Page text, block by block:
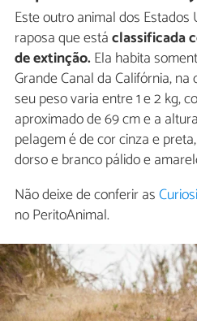
Este outro animal dos
raposa que estáclassificada
de extinção.Ela habita
Grande Canal da Califórnia,
seu peso varia entre 1 e 2 kg,
aproximado de 69 cm e a
pelagem é de cor cinza e
dorso e branco pálido e
Não deixe de conferir as
no PeritoAnimal.